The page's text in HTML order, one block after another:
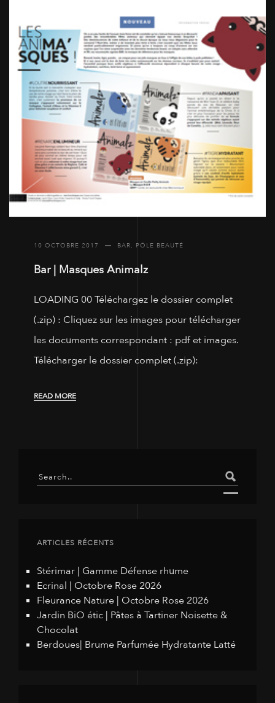
10 OCTOBRE 2017 BAR, PÔLE BEAUTÉ
Bar | Masques Animalz
LOADING 00 Téléchargez le dossier complet
(.zip) : Cliquez sur les images pour télécharger
les documents correspondant : pdf et images.
Télécharger le dossier complet (.zip):
READ MORE
ARTICLES RÉCENTS
Stérimar | Gamme Défense rhume
Ecrinal | Octobre Rose 2026
Fleurance Nature | Octobre Rose 2026
Jardin BiO étic | Pâtes à Tartiner Noisette &
Chocolat
Berdoues| Brume Parfumée Hydratante Latté